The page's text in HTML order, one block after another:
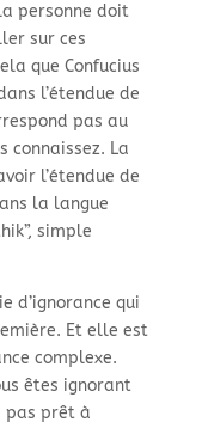
personne doit
sur ces
que Confucius
l’étendue de
pas au
connaissez. La
l’étendue de
la langue
simple
d’ignorance qui
Et elle est
complexe.
êtes ignorant
pas prêt à